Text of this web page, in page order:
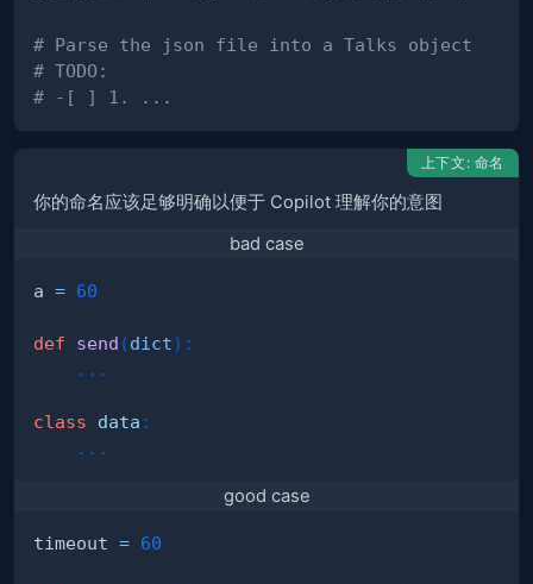
# Parse the json file into a Talks object
# TODO:
# -[ ] 1. ...
上下文: 命名
你的命名应该足够明确以便于 Copilot 理解你的意图
bad case
a = 60
def send (dict) :
. . .
class data :
. . .
good case
timeout = 60